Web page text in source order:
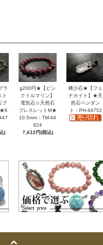
ラ
ト
ブ
)
g200円★【ピン
クトルマリン】
電気石☆天然石
ブレスレットM★
10.5mm：TM-44
824
7,612円(税込)
稀少石★【フェ
ナカイト】★天
然石ペンダン
ト：PH-44752